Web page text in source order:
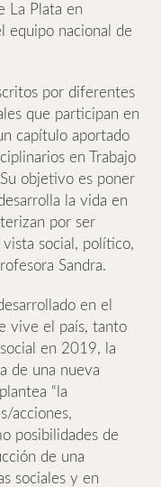
La Plata en
equipo nacional de
por diferentes
que participan en
capítulo aportado
en Trabajo
objetivo es poner
la vida en
por ser
social, político,
Sandra.
en el
vive el país, tanto
en 2019, la
de una nueva
“la
acciones,
posibilidades de
de una
sociales y en